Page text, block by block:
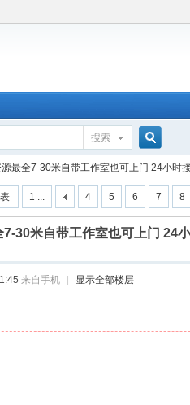
搜索
搜
索
最全7-30米自带工作室也可上门 24小时
1 ... 4 5 6 7 8
7-30米自带工作室也可上门 24
来自手机 显示全部楼层